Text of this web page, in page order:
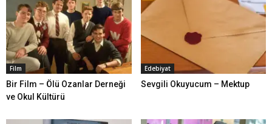
Film
Bir Film – Ölü Ozanlar Derneği
ve Okul Kültürü
Edebiyat
Sevgili Okuyucum – Mektup